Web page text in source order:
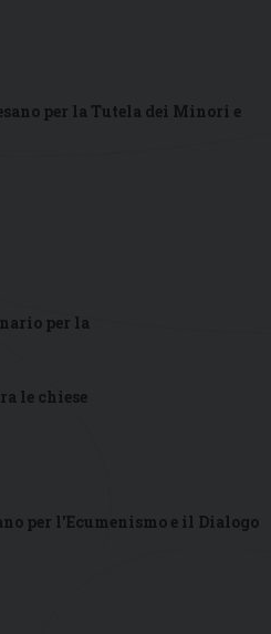
per la Tutela dei Minori e
per la
le chiese
per l'Ecumenismo e il Dialogo